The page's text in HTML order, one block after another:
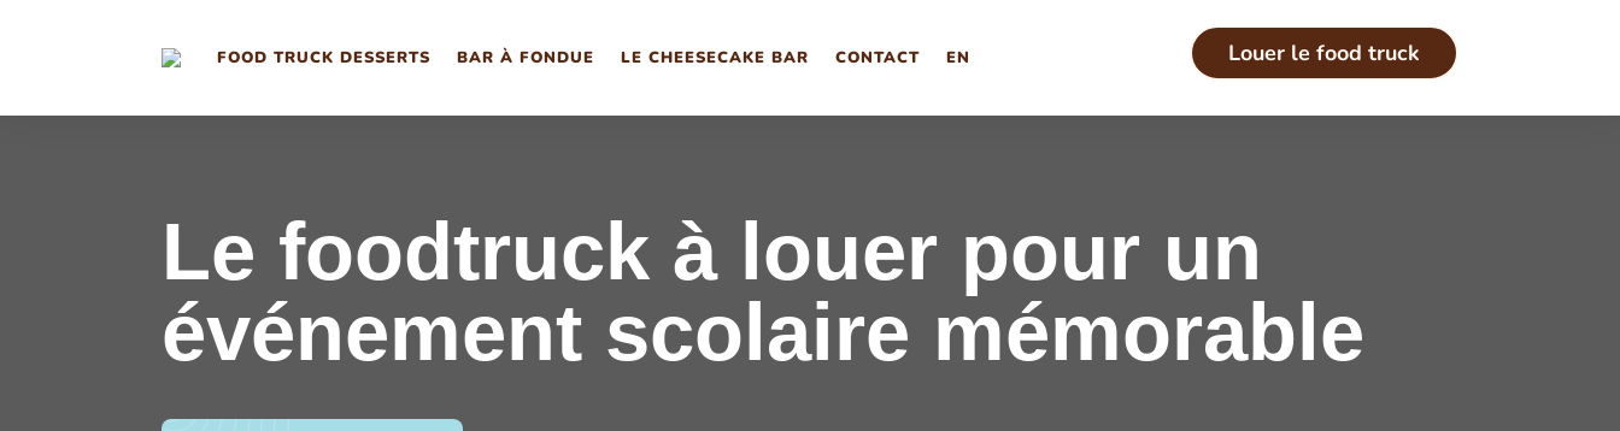
FOOD TRUCK DESSERTS BAR À FONDUE LE CHEESECAKE BAR CONTACT EN Louer le food truck
Le foodtruck à louer pour un
événement scolaire mémorable